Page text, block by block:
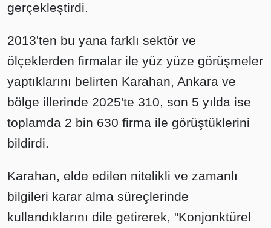
gerçekleştirdi.
2013'ten bu yana farklı sektör ve
ölçeklerden firmalar ile yüz yüze görüşmeler
yaptıklarını belirten Karahan, Ankara ve
bölge illerinde 2025'te 310, son 5 yılda ise
toplamda 2 bin 630 firma ile görüştüklerini
bildirdi.
Karahan, elde edilen nitelikli ve zamanlı
bilgileri karar alma süreçlerinde
kullandıklarını dile getirerek, "Konjonktürel